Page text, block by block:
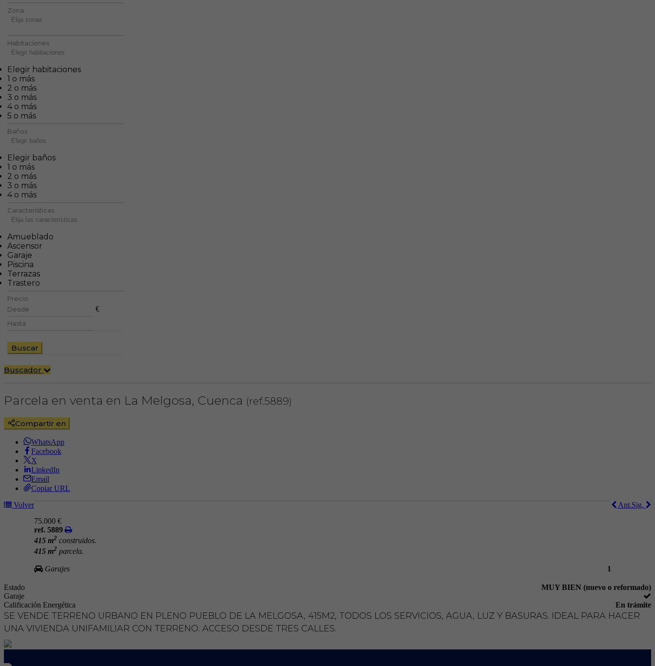
Zona
Elija zonas
Habitaciones
Elegir habitaciones
Elegir habitaciones
1 o más
2 o más
3 o más
4 o más
5 o más
Baños
Elegir baños
Elegir baños
1 o más
2 o más
3 o más
4 o más
Características
Elija las características
Amueblado
Ascensor
Garaje
Piscina
Terrazas
Trastero
Precio
€
Buscar
Buscador
Parcela en venta en La Melgosa, Cuenca (ref.5889)
Compartir en
WhatsApp
Facebook
X
LinkedIn
Email
Copiar URL
Volver
Sig.
Ant.
75.000 €
ref. 5889
415 m2 construidos.
415 m2 parcela.
Garajes 1
Estado
MUY BIEN (nuevo o reformado)
Garaje
Calificación Energética
En trámite
SE VENDE TERRENO URBANO EN PLENO PUEBLO DE LA MELGOSA, 415M2, TODOS LOS SERVICIOS, AGUA, LUZ Y BASURAS. IDEAL PARA HACER
UNA VIVIENDA UNIFAMILIAR CON TERRENO. ACCESO DESDE TRES CALLES.